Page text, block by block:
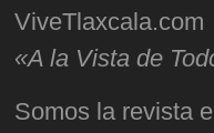
ViveTlaxcala.com
«A la Vista de
Somos la revista